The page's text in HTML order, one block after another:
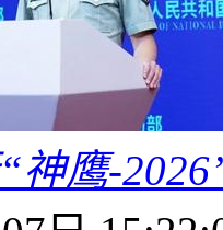
神鹰-